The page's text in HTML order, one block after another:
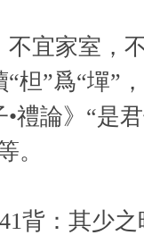
不宜家室，
“柦”爲“墠”
•禮論》“是
。
背：其少